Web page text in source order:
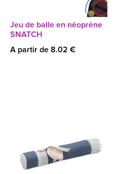
Jeu de balle en néoprène
SNATCH
A partir de 8.02 €